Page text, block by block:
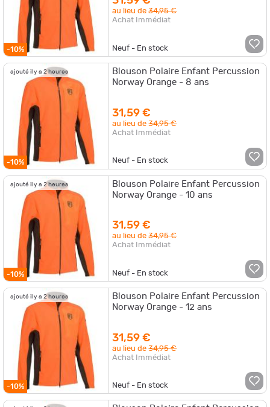
-10%
au lieu de34,95 €
Achat Immédiat
Neuf - En stock
ajouté il y a 2 heures
-10%
Blouson Polaire Enfant Percussion
Norway Orange - 8 ans
31,59 €
au lieu de34,95 €
Achat Immédiat
Neuf - En stock
ajouté il y a 2 heures
-10%
Blouson Polaire Enfant Percussion
Norway Orange - 10 ans
31,59 €
au lieu de34,95 €
Achat Immédiat
Neuf - En stock
ajouté il y a 2 heures
-10%
Blouson Polaire Enfant Percussion
Norway Orange - 12 ans
31,59 €
au lieu de34,95 €
Achat Immédiat
Neuf - En stock